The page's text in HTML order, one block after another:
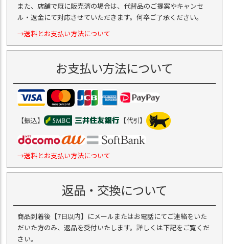
また、店舗で既に販売済の場合は、代替品のご提案やキャンセ
ル・返金にて対応させていただきます。何卒ご了承ください。
→送料とお支払い方法について
お支払い方法について
【振込】 【代引】
→送料とお支払い方法について
返品・交換について
商品到着後【7日以内】にメールまたはお電話にてご連絡をいた
だいた方のみ、返品を受付いたします。詳しくは下記をご覧くだ
さい。